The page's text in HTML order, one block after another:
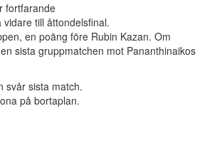
fortfarande
till åttondelsfinal.
en poäng före Rubin Kazan. Om
sista gruppmatchen mot Pananthinaikos
svår sista match.
på bortaplan.